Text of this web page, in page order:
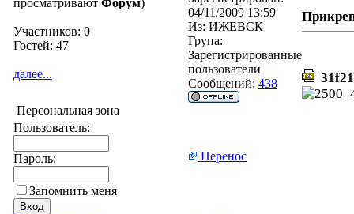
просматривают Форум)
Участников: 0
Гостей: 47
далее...
Персональная зона
Пользователь:
Пароль:
Запомнить меня
04/11/2009 13:59
Из: ИЖЕВСК
Група:
Зарегистрированные
пользователи
Сообщений: 438
Перенос